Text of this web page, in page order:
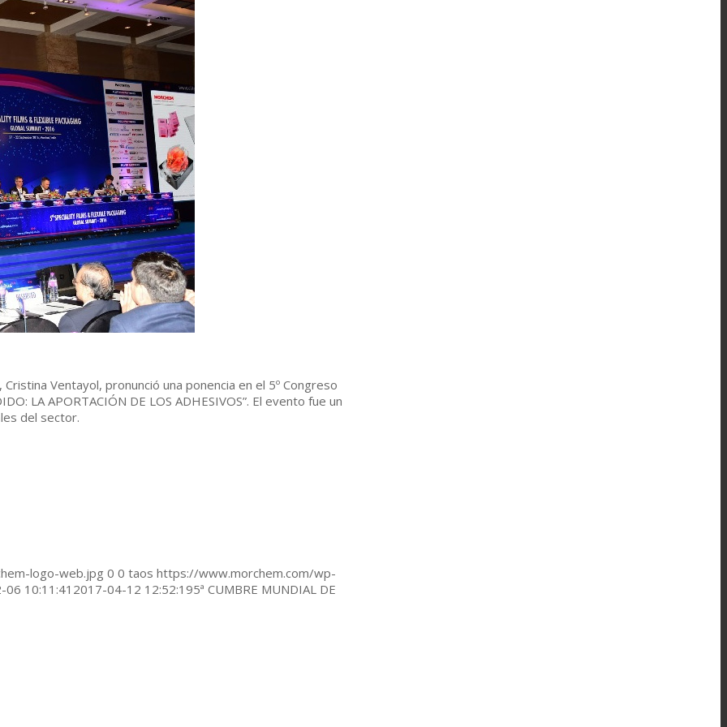
Ventayol, pronunció una ponencia en el 5º Congreso
LA APORTACIÓN DE LOS ADHESIVOS”. El evento fue un
del sector.
logo-web.jpg 0 0 taos https://www.morchem.com/wp-
10:11:41 2017-04-12 12:52:195ª CUMBRE MUNDIAL DE